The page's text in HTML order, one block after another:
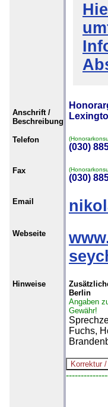
Anschrift /
Beschreibung
Telefon
(030)
Fax
(030)
Email
Webseite
Hinweise
Berlin
Angaben
Gewähr!
Fuchs,